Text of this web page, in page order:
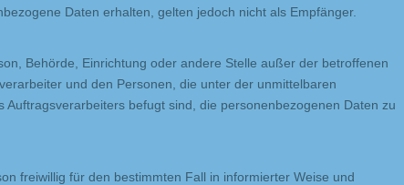
Daten erhalten, gelten jedoch nicht als Empfänger.
Behörde, Einrichtung oder andere Stelle außer der betroffenen
und den Personen, die unter der unmittelbaren
Auftragsverarbeiters befugt sind, die personenbezogenen Daten zu
freiwillig für den bestimmten Fall in informierter Weise und